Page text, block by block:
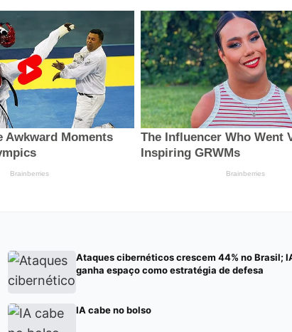
Ataques cibernéticos crescem 44% no Brasil;
ganha espaço como estratégia de defesa
IA cabe no bolso